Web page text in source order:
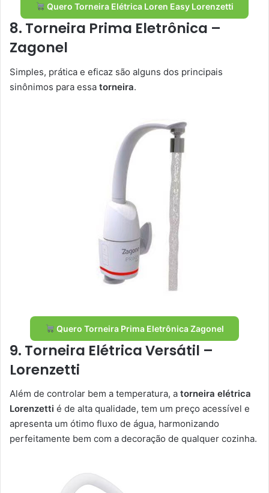
Quero Torneira Elétrica Loren Easy Lorenzetti
8. Torneira Prima Eletrônica –
Zagonel
Simples, prática e eficaz são alguns dos principais
sinônimos para essa torneira.
Quero Torneira Prima Eletrônica Zagonel
9. Torneira Elétrica Versátil –
Lorenzetti
Além de controlar bem a temperatura, a torneira elétrica
Lorenzetti é de alta qualidade, tem um preço acessível e
apresenta um ótimo fluxo de água, harmonizando
perfeitamente bem com a decoração de qualquer cozinha.